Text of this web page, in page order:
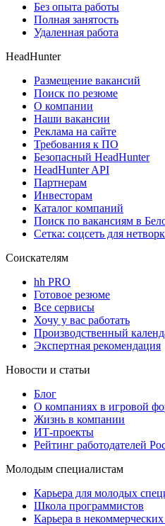
Без опыта работы
Полная занятость
Удаленная работа
HeadHunter
Размещение вакансий
Поиск по резюме
О компании
Наши вакансии
Реклама на сайте
Требования к ПО
Безопасный HeadHunter
HeadHunter API
Партнерам
Инвесторам
Каталог компаний
Поиск по вакансиям в
Сетка: соцсеть для
Соискателям
hh PRO
Готовое резюме
Все сервисы
Хочу у вас работать
Производственный
Экспертная рекомендация
Новости и статьи
Блог
О компаниях в игровой
Жизнь в компании
ИТ-проекты
Рейтинг работодателей
Молодым специалистам
Карьера для молодых
Школа программистов
Карьера в